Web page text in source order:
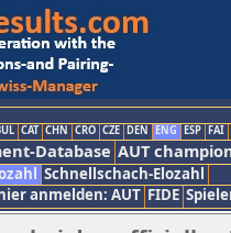
CAT CHN CRO CZE DEN ENG ESP FAI
Database AUT
Schnellschach-Elozahl
anmelden: AUT FIDE